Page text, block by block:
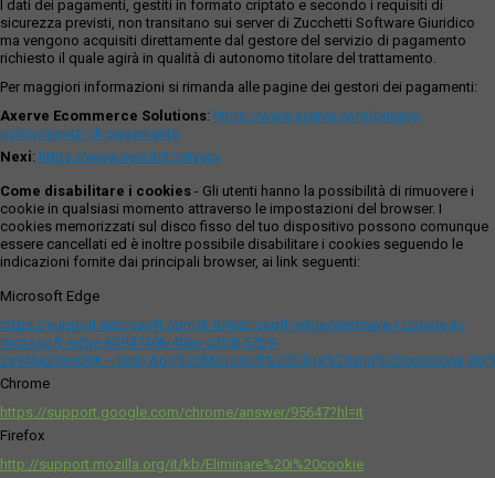
I dati dei pagamenti, gestiti in formato criptato e secondo i requisiti di
sicurezza previsti, non transitano sui server di Zucchetti Software Giuridico
ma vengono acquisiti direttamente dal gestore del servizio di pagamento
richiesto il quale agirà in qualità di autonomo titolare del trattamento.
Per maggiori informazioni si rimanda alle pagine dei gestori dei pagamenti:
Axerve Ecommerce Solutions: https://www.axerve.com/privacy-
policy/servizi-di-pagamento
Nexi: https://www.nexi.it/it/privacy
Come disabilitare i cookies - Gli utenti hanno la possibilità di rimuovere i
cookie in qualsiasi momento attraverso le impostazioni del browser. I
cookies memorizzati sul disco fisso del tuo dispositivo possono comunque
essere cancellati ed è inoltre possibile disabilitare i cookies seguendo le
indicazioni fornite dai principali browser, ai link seguenti:
Microsoft Edge
https://support.microsoft.com/it-it/microsoft-edge/eliminare-i-cookie-in-
microsoft-edge-63947406-40ac-c3b8-57b9-
Chrome
https://support.google.com/chrome/answer/95647?hl=it
Firefox
http://support.mozilla.org/it/kb/Eliminare%20i%20cookie